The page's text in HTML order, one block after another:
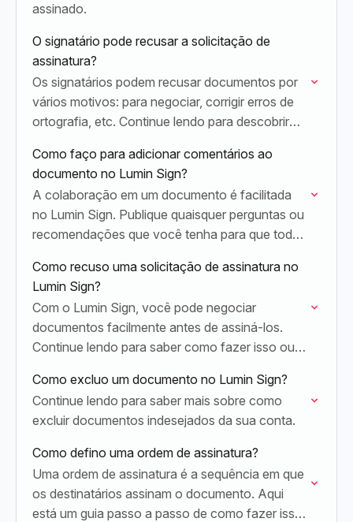
assinado.
O signatário pode recusar a solicitação de
assinatura?
Os signatários podem recusar documentos por
vários motivos: para negociar, corrigir erros de
ortografia, etc. Continue lendo para descobrir
Como faço para adicionar comentários ao
documento no Lumin Sign?
A colaboração em um documento é facilitada
no Lumin Sign. Publique quaisquer perguntas ou
recomendações que você tenha para que todos
Como recuso uma solicitação de assinatura no
Lumin Sign?
Com o Lumin Sign, você pode negociar
documentos facilmente antes de assiná-los.
Continue lendo para saber como fazer isso ou
Como excluo um documento no Lumin Sign?
Continue lendo para saber mais sobre como
excluir documentos indesejados da sua conta.
Como defino uma ordem de assinatura?
Uma ordem de assinatura é a sequência em que
os destinatários assinam o documento. Aqui
está um guia passo a passo de como fazer isso